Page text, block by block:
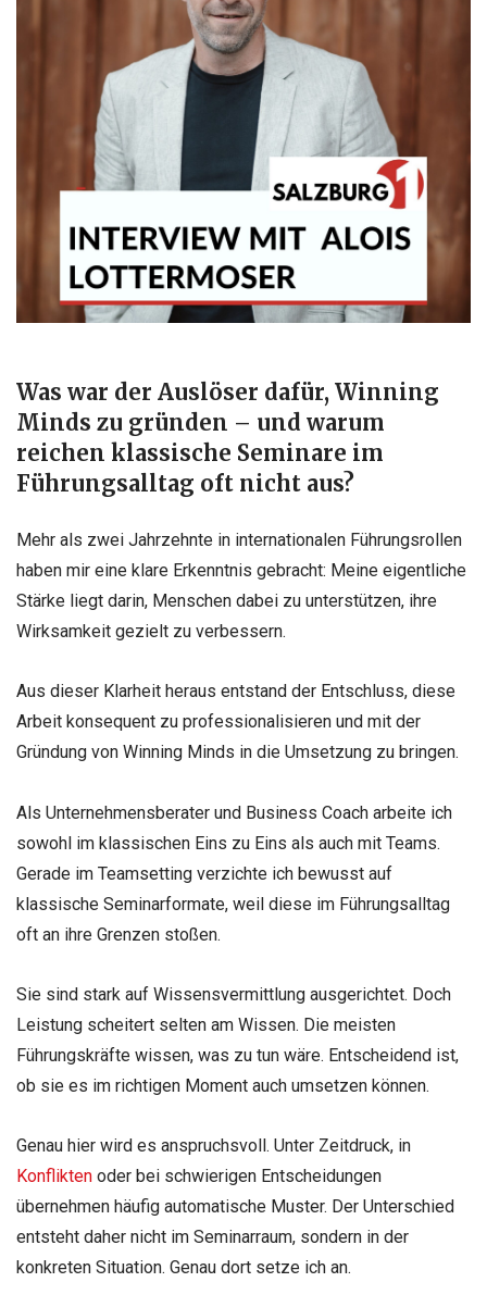
Was war der Auslöser dafür, Winning
Minds zu gründen – und warum
reichen klassische Seminare im
Führungsalltag oft nicht aus?
Mehr als zwei Jahrzehnte in internationalen Führungsrollen
haben mir eine klare Erkenntnis gebracht: Meine eigentliche
Stärke liegt darin, Menschen dabei zu unterstützen, ihre
Wirksamkeit gezielt zu verbessern.
Aus dieser Klarheit heraus entstand der Entschluss, diese
Arbeit konsequent zu professionalisieren und mit der
Gründung von Winning Minds in die Umsetzung zu bringen.
Als Unternehmensberater und Business Coach arbeite ich
sowohl im klassischen Eins zu Eins als auch mit Teams.
Gerade im Teamsetting verzichte ich bewusst auf
klassische Seminarformate, weil diese im Führungsalltag
oft an ihre Grenzen stoßen.
Sie sind stark auf Wissensvermittlung ausgerichtet. Doch
Leistung scheitert selten am Wissen. Die meisten
Führungskräfte wissen, was zu tun wäre. Entscheidend ist,
ob sie es im richtigen Moment auch umsetzen können.
Genau hier wird es anspruchsvoll. Unter Zeitdruck, in
Konflikten oder bei schwierigen Entscheidungen
übernehmen häufig automatische Muster. Der Unterschied
entsteht daher nicht im Seminarraum, sondern in der
konkreten Situation. Genau dort setze ich an.